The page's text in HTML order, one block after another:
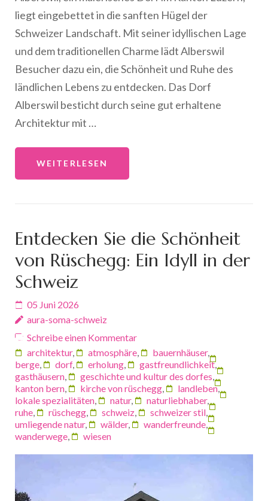
liegt eingebettet in die sanften Hügel der
Schweizer Landschaft. Mit seiner idyllischen Lage
und dem traditionellen Charme lädt Alberswil
Besucher dazu ein, die Schönheit und Ruhe des
ländlichen Lebens zu entdecken. Das Dorf
Alberswil besticht durch seine gut erhaltene
Architektur mit …
WEITERLESEN
Entdecken Sie die Schönheit
von Rüschegg: Ein Idyll in der
Schweiz
05 Juni 2026
aura-soma-schweiz
Schreibe einen Kommentar
architektur, atmosphäre, bauernhäuser,
berge, dorf, erholung, gastfreundlichkeit,
gasthäusern, geschichte und kultur des dorfes,
kanton bern, kirche von rüschegg, landleben,
lokale spezialitäten, natur, naturliebhaber,
ruhe, rüschegg, schweiz, schweizer stil,
umliegende natur, wälder, wanderfreunde,
wanderwege, wiesen